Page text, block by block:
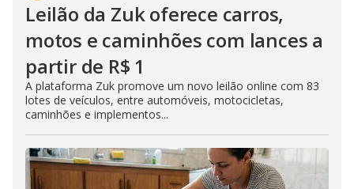
Leilão da Zuk oferece carros,
motos e caminhões com lances a
partir de R$ 1
A plataforma Zuk promove um novo leilão online com 83
lotes de veículos, entre automóveis, motocicletas,
caminhões e implementos...